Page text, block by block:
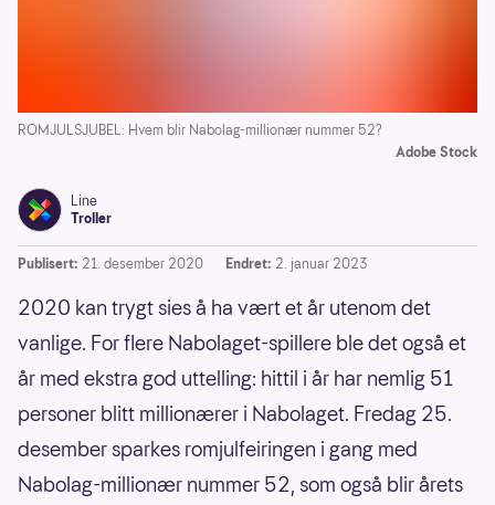
ROMJULSJUBEL: Hvem blir Nabolag-millionær nummer 52?
Adobe Stock
Line
Troller
Publisert: 21. desember 2020 Endret: 2. januar 2023
2020 kan trygt sies å ha vært et år utenom det
vanlige. For flere Nabolaget-spillere ble det også et
år med ekstra god uttelling: hittil i år har nemlig 51
personer blitt millionærer i Nabolaget. Fredag 25.
desember sparkes romjulfeiringen i gang med
Nabolag-millionær nummer 52, som også blir årets